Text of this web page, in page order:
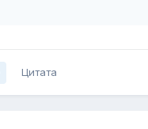
Цитата